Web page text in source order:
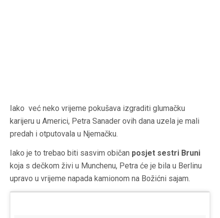
Iako već neko vrijeme pokušava izgraditi glumačku
karijeru u Americi, Petra Sanader ovih dana uzela je mali
predah i otputovala u Njemačku.
Iako je to trebao biti sasvim običan posjet sestri Bruni
koja s dečkom živi u Munchenu, Petra će je bila u Berlinu
upravo u vrijeme napada kamionom na Božićni sajam.